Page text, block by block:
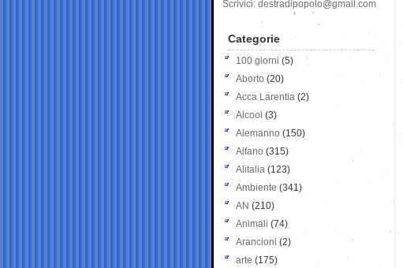
Scrivici: destradipopolo@gmail.com
Categorie
100 giorni (5)
Aborto (20)
Acca Larentia (2)
Alcool (3)
Alemanno (150)
Alfano (315)
Alitalia (123)
Ambiente (341)
AN (210)
Animali (74)
Arancioni (2)
arte (175)